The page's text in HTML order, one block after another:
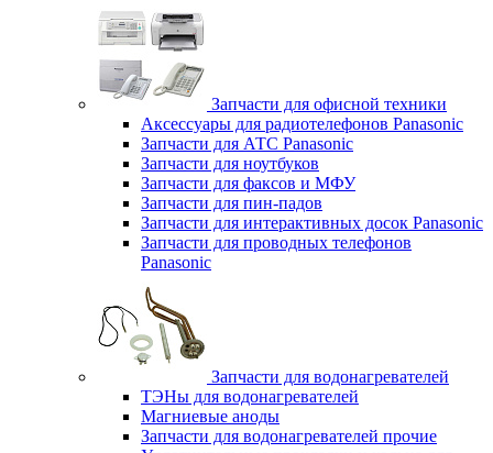
Запчасти для офисной техники
Аксессуары для радиотелефонов Panasonic
Запчасти для АТС Panasonic
Запчасти для ноутбуков
Запчасти для факсов и МФУ
Запчасти для пин-падов
Запчасти для интерактивных досок Panasonic
Запчасти для проводных телефонов
Panasonic
Запчасти для водонагревателей
ТЭНы для водонагревателей
Магниевые аноды
Запчасти для водонагревателей прочие